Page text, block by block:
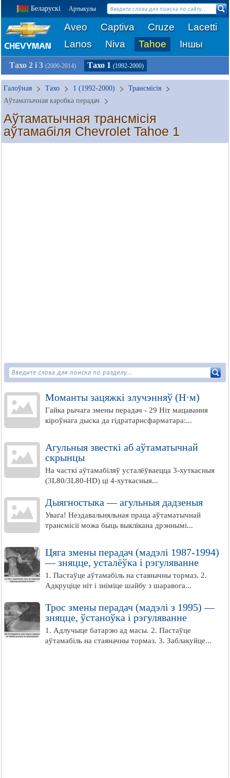
Беларускі Артыкулы
Aveo Captiva Cruze
Lacetti
Lanos
Niva Tahoe Іншы
Тахо 2 і 3 (2000-2014) Тахо 1 (1992-2000)
Галоўная Тахо 1 (1992-2000)
Трансмісія
Аўтаматычная каробка перадач
Аўтаматычная трансмісія
аўтамабіля Chevrolet Tahoe 1
Моманты зацяжкі злучэнняў (Н·м)
Гайка рычага змены перадач - 29 Ніт мацавання
кіроўнага дыска да гідратарнсфарматара:...
Агульныя звесткі аб аўтаматычнай
скрынцы
На часткі аўтамабіляў усталёўваецца 3-хуткасныя
(3L80/3L80-HD) ці 4-хуткасныя...
Дыягностыка — агульныя дадзеныя
Увага! Нездавальняльная праца аўтаматычнай
трансмісіі можа быць выклікана дрэннымі...
Цяга змены перадач (мадэлі 1987-1994)
— зняцце, усталёўка і рэгуляванне
1. Пастаўце аўтамабіль на стаяначны тормаз. 2.
Адкруціце ніт і зніміце шайбу з шаравога...
Трос змены перадач (мадэлі з 1995) —
зняцце, ўстаноўка і рэгуляванне
1. Адлучыце батарэю ад масы. 2. Пастаўце
аўтамабіль на стаяначны тормаз. 3. Заблакуйце...